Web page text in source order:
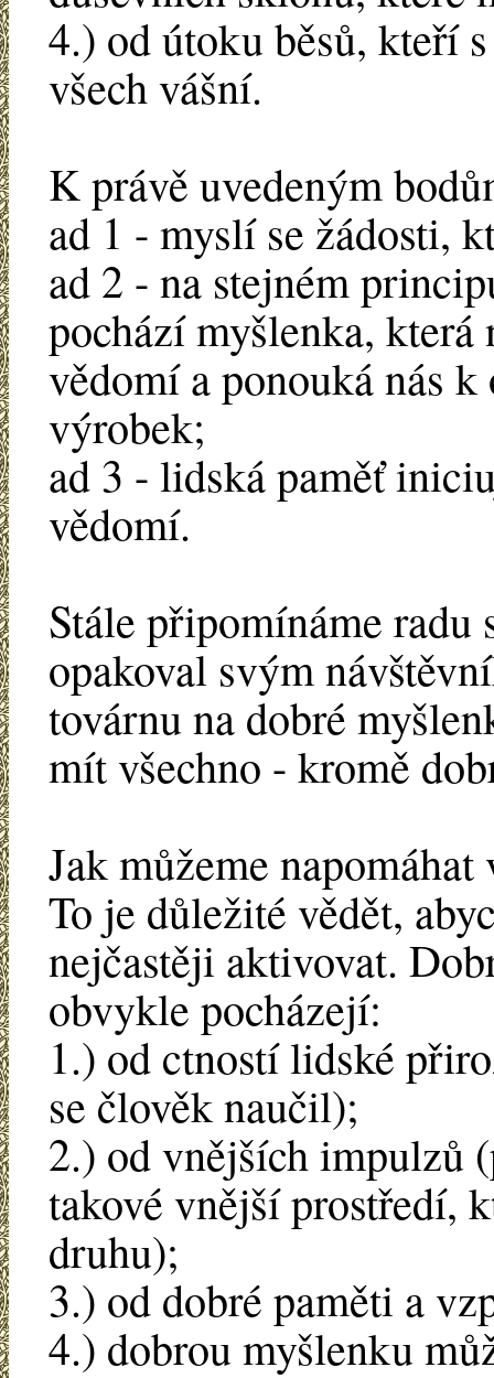
4.) od útoku běsů, kteří
všech vášní.
K právě uvedeným
ad 1 - myslí se žádosti,
ad 2 - na stejném
pochází myšlenka, která
vědomí a ponouká nás
výrobek;
ad 3 - lidská paměť
vědomí.
Stále připomínáme radu
opakoval svým
továrnu na dobré
mít všechno - kromě
Jak můžeme
To je důležité vědět,
nejčastěji aktivovat.
obvykle pocházejí:
1.) od ctností lidské
se člověk naučil);
2.) od vnějších impulzů
takové vnější prostředí,
druhu);
3.) od dobré paměti a
4.) dobrou myšlenku